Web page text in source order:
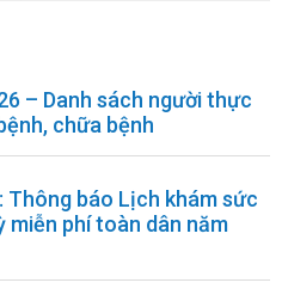
– Danh sách người thực
chữa bệnh
Thông báo Lịch khám sức
miễn phí toàn dân năm